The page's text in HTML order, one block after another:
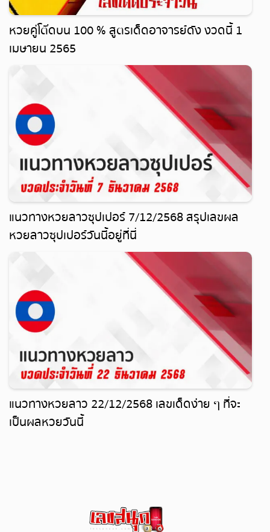
หวยคู่โต๊ดบน 100 % สูตรเด็ดอาจารย์ดัง งวดนี้ 1
เมษายน 2565
แนวทางหวยลาวซุปเปอร์ 7/12/2568 สรุปเลขผล
หวยลาวซุปเปอร์วันนี้อยู่ที่นี่
แนวทางหวยลาว 22/12/2568 เลขเด็ดง่าย ๆ ที่จะ
เป็นผลหวยวันนี้